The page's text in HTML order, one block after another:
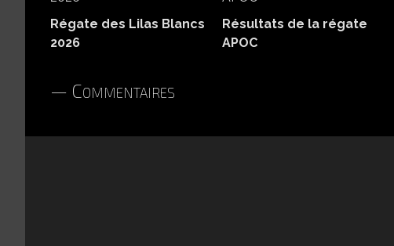
Régate des Lilas Blancs
2026
Résultats de la régate
APOC
Commentaires